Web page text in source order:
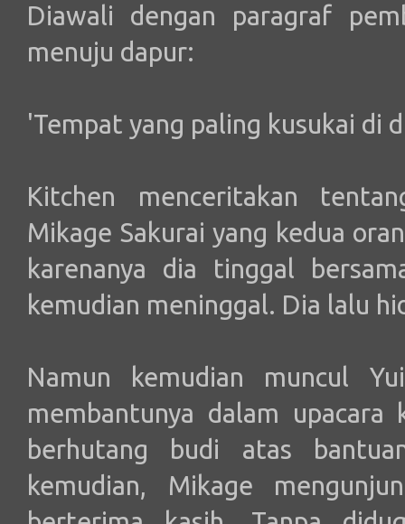
Diawali dengan paragraf
menuju dapur:
'Tempat yang paling kusukai di
Kitchen menceritakan
Mikage Sakurai yang kedua
karenanya dia tinggal
kemudian meninggal. Dia lalu
Namun kemudian muncul
membantunya dalam upacara
berhutang budi atas
kemudian, Mikage